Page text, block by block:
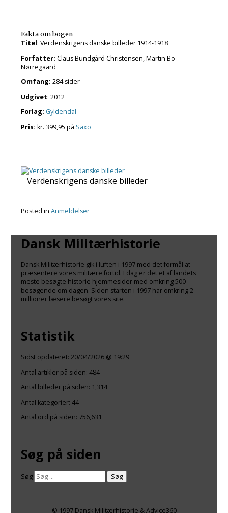
Fakta om bogen
Titel: Verdenskrigens danske billeder 1914-1918
Forfatter: Claus Bundgård Christensen, Martin Bo
Nørregaard
Omfang: 284 sider
Udgivet: 2012
Forlag: Gyldendal
Pris: kr. 399,95 på Saxo
Verdenskrigens danske billeder
Posted inAnmeldelser
Dansk Militærhistorie
Dansk Militærhistorie gik i luften i 1997 med det formål at
præsentere vores militære fortid. I dag er det et af landets
meste besøgte historie hjemmesider med omkring 500
besøgende om dagen. Siden starten i 1997 har omkring 2
millioner læsere besøgt vores site.
Statistik
Sidst opdateret:20/04/2026 @ 19:29
Antal artikler på siden:484
Antal billeder på siden: 1,314
Antal kategorier:44
Antal ord på siden: 756,631
Søg på siden
Søg
© 1997 Dansk Militærhistorie & Advice360